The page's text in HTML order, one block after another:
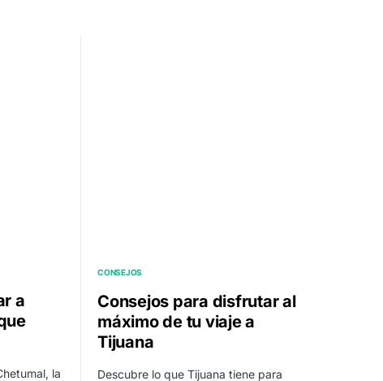
a
la
CONSEJOS
Consejos para disfrutar al
máximo de tu viaje a
Tijuana
Descubre lo que Tijuana tiene para